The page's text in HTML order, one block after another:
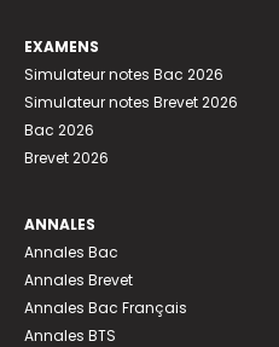
EXAMENS
Simulateur notes Bac 2026
Simulateur notes Brevet 2026
Bac 2026
Brevet 2026
ANNALES
Annales Bac
Annales Brevet
Annales Bac Français
Annales BTS